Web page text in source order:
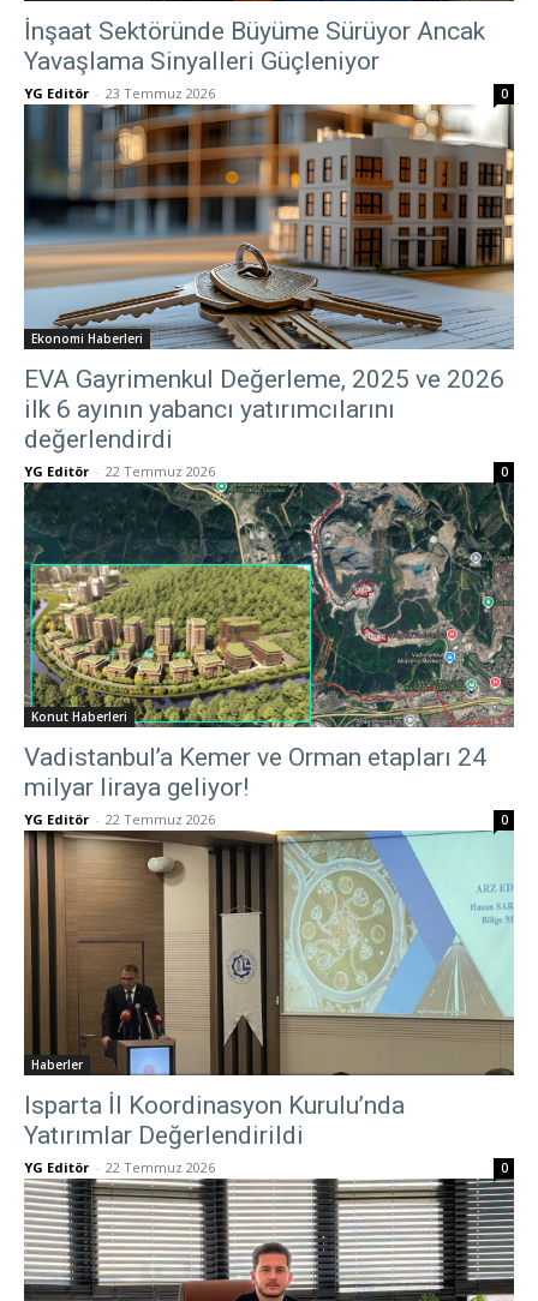
İnşaat Sektöründe Büyüme Sürüyor Ancak
Yavaşlama Sinyalleri Güçleniyor
YG Editör - 23 Temmuz 2026 0
Ekonomi Haberleri
EVA Gayrimenkul Değerleme, 2025 ve 2026
ilk 6 ayının yabancı yatırımcılarını
değerlendirdi
YG Editör - 22 Temmuz 2026 0
Konut Haberleri
Vadistanbul’a Kemer ve Orman etapları 24
milyar liraya geliyor!
YG Editör - 22 Temmuz 2026 0
Haberler
Isparta İl Koordinasyon Kurulu’nda
Yatırımlar Değerlendirildi
YG Editör - 22 Temmuz 2026 0